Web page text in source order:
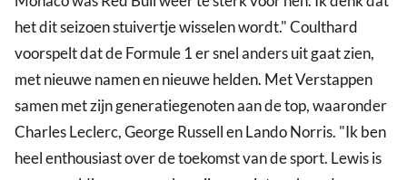
het dit seizoen stuivertje wisselen wordt." Coulthard
voorspelt dat de Formule 1 er snel anders uit gaat zien,
met nieuwe namen en nieuwe helden. Met Verstappen
samen met zijn generatiegenoten aan de top, waaronder
Charles Leclerc, George Russell en Lando Norris. "Ik ben
heel enthousiast over de toekomst van de sport. Lewis is